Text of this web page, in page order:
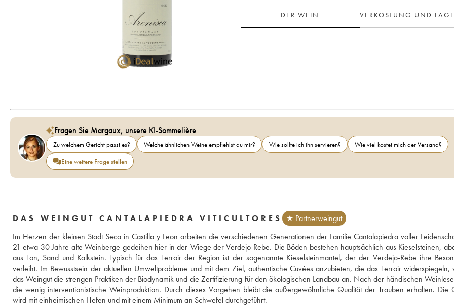
DER WEIN VERKOSTUNG UND
Fragen Sie Margaux, unsere KI-Sommelière
Zu welchem Gericht passt es? Welche ähnlichen Weine empfiehlst du mir? Wie sollte ich ihn servieren?
Wie viel kostet mich der Versand?
Eine weitere Frage stellen
DAS WEINGUT CANTALAPIEDRA VITICULTORES
★ Partnerweingut
Im Herzen der kleinen Stadt Seca in Castilla y Leon arbeiten die verschiedenen Generationen der Familie Cantalapiedra voller
21 etwa 30 Jahre alte Weinberge gedeihen hier in der Wiege der Verdejo-Rebe. Die Böden bestehen hauptsächlich aus Kieselsteinen,
aus Ton, Sand und Kalkstein. Typisch für das Terroir der Region ist der sogenannte Kieselsteinmantel, der der Verdejo-Rebe ihre
verleiht. Im Bewusstsein der aktuellen Umweltprobleme und mit dem Ziel, authentische Cuvées anzubieten, die das Terroir widerspiegeln,
das Weingut die strengen Praktiken der Biodynamik und die Zertifizierung für den ökologischen Landbau an. Nach der händischen
die wenig interventionistische Weinproduktion. Durch dieses Vorgehen bleibt die außergewöhnliche Qualität der Trauben erhalten. Die
wird mit einheimischen Hefen und mit einem Minimum an Schwefel durchgeführt.